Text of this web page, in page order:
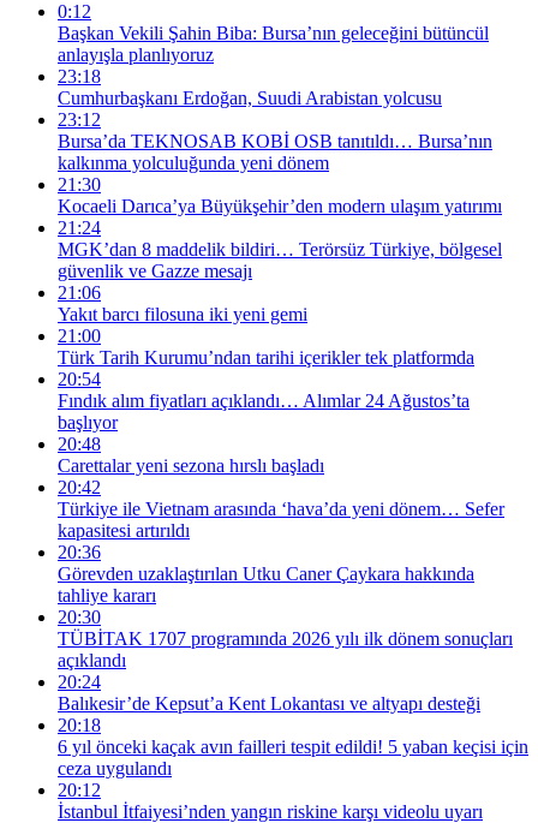
0:12
Başkan Vekili Şahin Biba: Bursa’nın geleceğini bütüncül
anlayışla planlıyoruz
23:18
Cumhurbaşkanı Erdoğan, Suudi Arabistan yolcusu
23:12
Bursa’da TEKNOSAB KOBİ OSB tanıtıldı… Bursa’nın
kalkınma yolculuğunda yeni dönem
21:30
Kocaeli Darıca’ya Büyükşehir’den modern ulaşım yatırımı
21:24
MGK’dan 8 maddelik bildiri… Terörsüz Türkiye, bölgesel
güvenlik ve Gazze mesajı
21:06
Yakıt barcı filosuna iki yeni gemi
21:00
Türk Tarih Kurumu’ndan tarihi içerikler tek platformda
20:54
Fındık alım fiyatları açıklandı… Alımlar 24 Ağustos’ta
başlıyor
20:48
Carettalar yeni sezona hırslı başladı
20:42
Türkiye ile Vietnam arasında ‘hava’da yeni dönem… Sefer
kapasitesi artırıldı
20:36
Görevden uzaklaştırılan Utku Caner Çaykara hakkında
tahliye kararı
20:30
TÜBİTAK 1707 programında 2026 yılı ilk dönem sonuçları
açıklandı
20:24
Balıkesir’de Kepsut’a Kent Lokantası ve altyapı desteği
20:18
6 yıl önceki kaçak avın failleri tespit edildi! 5 yaban keçisi için
ceza uygulandı
20:12
İstanbul İtfaiyesi’nden yangın riskine karşı videolu uyarı